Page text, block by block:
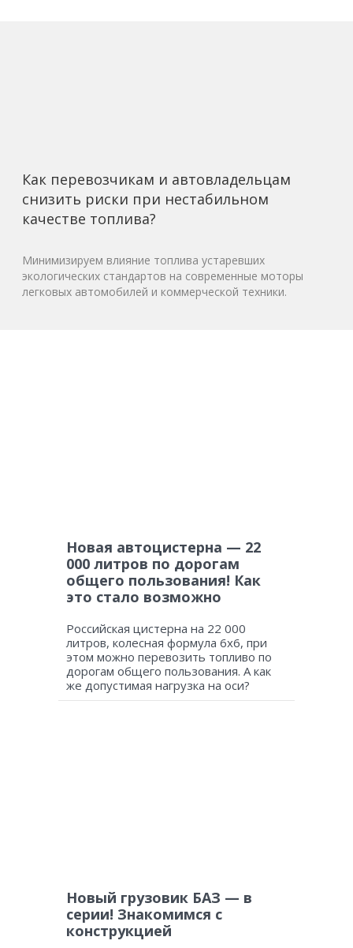
Как перевозчикам и автовладельцам
снизить риски при нестабильном
качестве топлива?
Минимизируем влияние топлива устаревших
экологических стандартов на современные моторы
легковых автомобилей и коммерческой техники.
Новая автоцистерна — 22
000 литров по дорогам
общего пользования! Как
это стало возможно
Российская цистерна на 22 000
литров, колесная формула 6х6, при
этом можно перевозить топливо по
дорогам общего пользования. А как
же допустимая нагрузка на оси?
Новый грузовик БАЗ — в
серии! Знакомимся с
конструкцией